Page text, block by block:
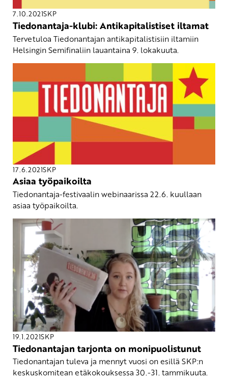
7.10.2021SKP
Tiedonantaja-klubi: Antikapitalistiset iltamat
Tervetuloa Tiedonantajan antikapitalistisiin iltamiin
Helsingin Semifinaliin lauantaina 9. lokakuuta.
17.6.2021SKP
Asiaa työpaikoilta
Tiedonantaja-festivaalin webinaarissa 22.6. kuullaan
asiaa työpaikoilta.
19.1.2021SKP
Tiedonantajan tarjonta on monipuolistunut
Tiedonantajan tuleva ja mennyt vuosi on esillä SKP:n
keskuskomitean etäkokouksessa 30.-31. tammikuuta.